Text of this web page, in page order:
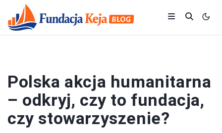
Polska akcja humanitarna
– odkryj, czy to fundacja,
czy stowarzyszenie?